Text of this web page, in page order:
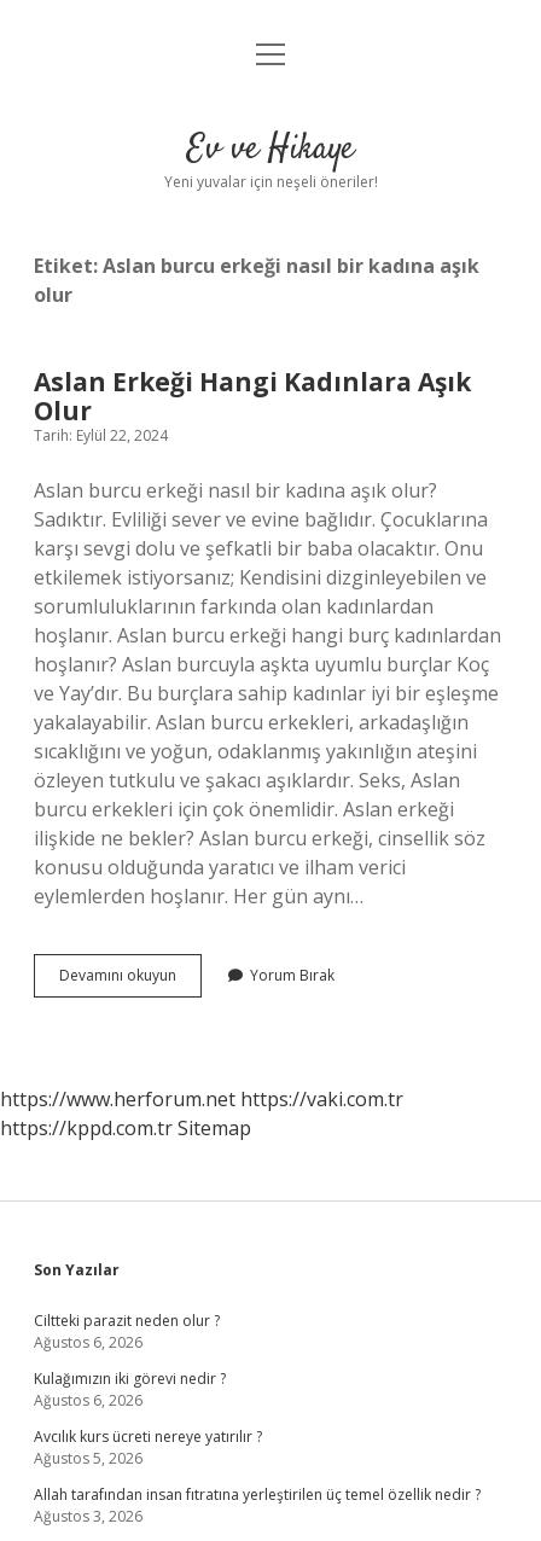
Anasayfa
Yasal Uyarı
menüyü
Ev ve Hikaye
Yeni yuvalar için neşeli öneriler!
Etiket:Aslan burcu erkeği nasıl bir kadına aşık
olur
Aslan Erkeği Hangi Kadınlara Aşık
Olur
Tarih: Eylül 22, 2024
Aslan burcu erkeği nasıl bir kadına aşık olur?
Sadıktır. Evliliği sever ve evine bağlıdır. Çocuklarına
karşı sevgi dolu ve şefkatli bir baba olacaktır. Onu
etkilemek istiyorsanız; Kendisini dizginleyebilen ve
sorumluluklarının farkında olan kadınlardan
hoşlanır. Aslan burcu erkeği hangi burç kadınlardan
hoşlanır? Aslan burcuyla aşkta uyumlu burçlar Koç
ve Yay’dır. Bu burçlara sahip kadınlar iyi bir eşleşme
yakalayabilir. Aslan burcu erkekleri, arkadaşlığın
sıcaklığını ve yoğun, odaklanmış yakınlığın ateşini
özleyen tutkulu ve şakacı aşıklardır. Seks, Aslan
burcu erkekleri için çok önemlidir. Aslan erkeği
ilişkide ne bekler? Aslan burcu erkeği, cinsellik söz
konusu olduğunda yaratıcı ve ilham verici
eylemlerden hoşlanır. Her gün aynı…
Devamını okuyun
Erkeği
Yorum Bırak
https://www.herforum.net https://vaki.com.tr
https://kppd.com.trSitemap
Sidebar
Son Yazılar
Ciltteki parazit neden olur ?
Ağustos 6, 2026
Kulağımızın iki görevi nedir ?
Ağustos 6, 2026
Avcılık kurs ücreti nereye yatırılır ?
Ağustos 5, 2026
Allah tarafından insan fıtratına yerleştirilen üç temel özellik nedir ?
Ağustos 3, 2026